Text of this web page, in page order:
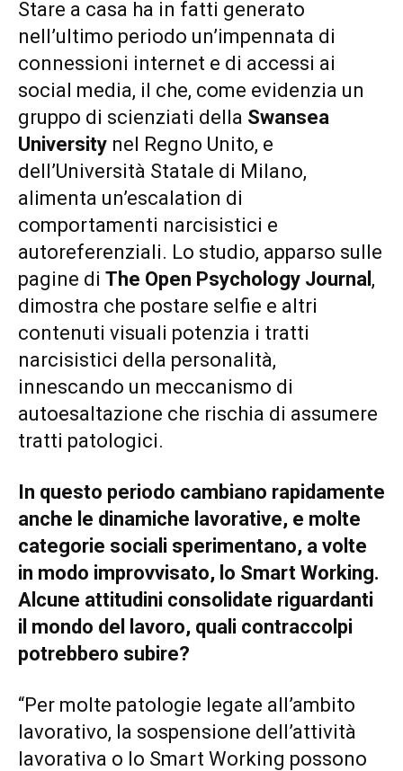
Stare a casa ha in fatti generato
nell’ultimo periodo un’impennata di
connessioni internet e di accessi ai
social media, il che, come evidenzia un
gruppo di scienziati della Swansea
University nel Regno Unito, e
dell’Università Statale di Milano,
alimenta un’escalation di
comportamenti narcisistici e
autoreferenziali. Lo studio, apparso sulle
pagine di The Open Psychology Journal ,
dimostra che postare selfie e altri
contenuti visuali potenzia i tratti
narcisistici della personalità,
innescando un meccanismo di
autoesaltazione che rischia di assumere
tratti patologici.
In questo periodo cambiano rapidamente
anche le dinamiche lavorative, e molte
categorie sociali sperimentano, a volte
in modo improvvisato, lo Smart Working.
Alcune attitudini consolidate riguardanti
il mondo del lavoro, quali contraccolpi
potrebbero subire?
“Per molte patologie legate all’ambito
lavorativo, la sospensione dell’attività
lavorativa o lo Smart Working possono